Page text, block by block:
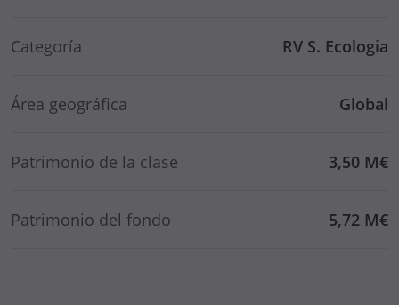
Categoría RV S. Ecologia
Área geográfica Global
Patrimonio de la clase 3,50 M€
Patrimonio del fondo 5,72 M€